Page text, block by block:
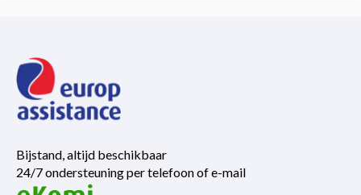
Bijstand, altijd beschikbaar
24/7 ondersteuning per telefoon of e-mail